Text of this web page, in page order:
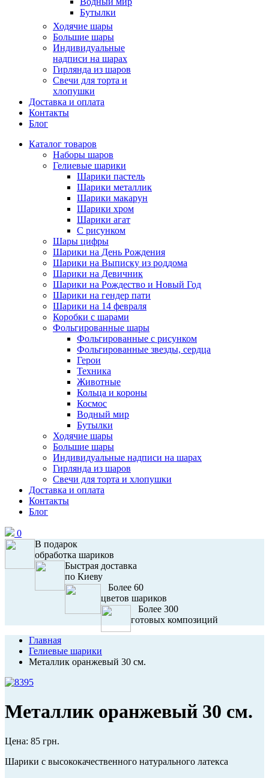
Бутылки
Ходячие шары
Большие шары
Индивидуальные
надписи на шарах
Гирлянда из шаров
Свечи для торта и
хлопушки
Доставка и оплата
Контакты
Блог
Каталог товаров
Наборы шаров
Гелиевые шарики
Шарики пастель
Шарики металлик
Шарики макарун
Шарики хром
Шарики агат
С рисунком
Шары цифры
Шарики на День Рождения
Шарики на Выписку из роддома
Шарики на Девичник
Шарики на Рождество и Новый Год
Шарики на гендер пати
Шарики на 14 февраля
Коробки с шарами
Фольгированные шары
Фольгированные с рисунком
Фольгированные звезды, сердца
Герои
Техника
Животные
Кольца и короны
Космос
Водный мир
Бутылки
Ходячие шары
Большие шары
Индивидуальные надписи на шарах
Гирлянда из шаров
Свечи для торта и хлопушки
Доставка и оплата
Контакты
Блог
0
В подарок
обработка шариков
Быстрая доставка
по Киеву
Более 60
цветов шариков
Более 300
готовых композиций
Главная
Гелиевые шарики
Металлик оранжевый 30 см.
Металлик оранжевый 30 см.
Цена: 85 грн.
Шарики с высококачественного натурального латекса